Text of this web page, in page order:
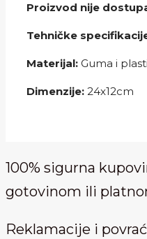
Proizvod nije
Tehničke
Materijal: Guma i
Dimenzije: 24x12cm
100% sigurna
gotovinom ili
Reklamacije i